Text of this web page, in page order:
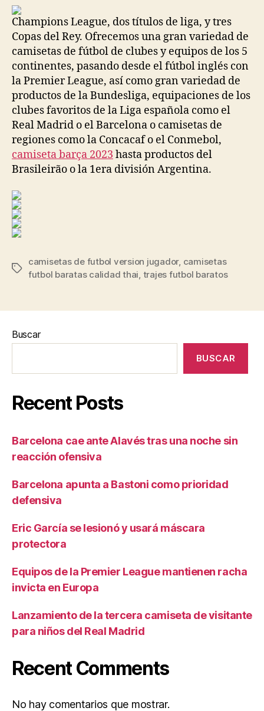
Champions League, dos títulos de liga, y tres
Copas del Rey. Ofrecemos una gran variedad de
camisetas de fútbol de clubes y equipos de los 5
continentes, pasando desde el fútbol inglés con
la Premier League, así como gran variedad de
productos de la Bundesliga, equipaciones de los
clubes favoritos de la Liga española como el
Real Madrid o el Barcelona o camisetas de
regiones como la Concacaf o el Conmebol,
camiseta barça 2023 hasta productos del
Brasileirão o la 1era división Argentina.
Etiquetas
camisetas de futbol version jugador, camisetas
futbol baratas calidad thai trajes futbol baratos
Buscar
BUSCAR
Recent Posts
Barcelona cae ante Alavés tras una noche sin
reacción ofensiva
Barcelona apunta a Bastoni como prioridad
defensiva
Eric García se lesionó y usará máscara
protectora
Equipos de la Premier League mantienen racha
invicta en Europa
Lanzamiento de la tercera camiseta de visitante
para niños del Real Madrid
Recent Comments
No hay comentarios que mostrar.